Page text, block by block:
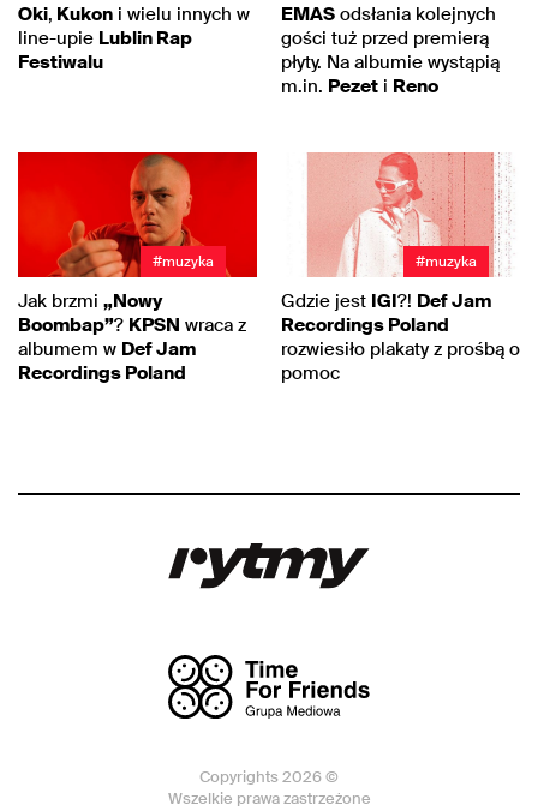
Oki, Kukon i wielu innych w
line-upie Lublin Rap
Festiwalu
EMAS odsłania kolejnych
gości tuż przed premierą
płyty. Na albumie wystąpią
m.in. Pezet i Reno
#muzyka
Jak brzmi „Nowy
Boombap”? KPSN wraca z
albumem w Def Jam
Recordings Poland
#muzyka
Gdzie jest IGI?! Def Jam
Recordings Poland
rozwiesiło plakaty z prośbą o
pomoc
Copyrights 2026 ©
Wszelkie prawa zastrzeżone